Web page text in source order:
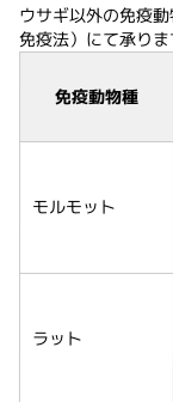
ウサギ以外の免疫
免疫法）にて承りま
免疫動物種
モルモット
ラット